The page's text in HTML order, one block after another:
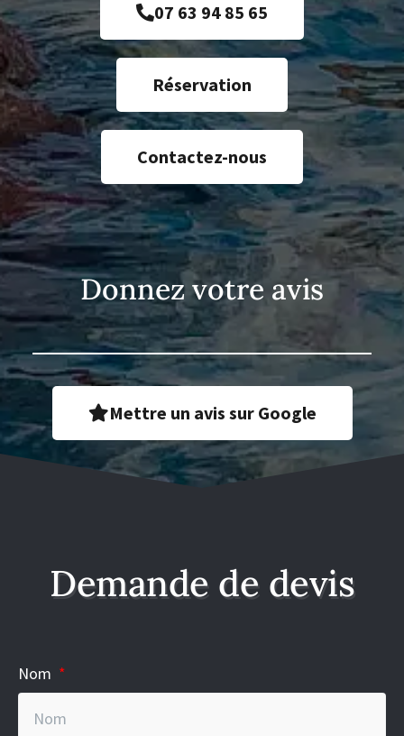
07 63 94 85 65
Réservation
Contactez-nous
Donnez votre avis
Mettre un avis sur Google
Demande de devis
Nom